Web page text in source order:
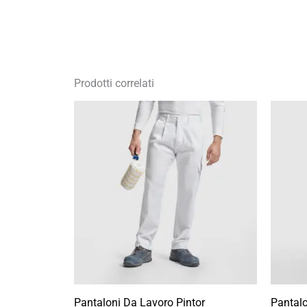
Prodotti correlati
Pantaloni Da Lavoro Pintor
Fascia
di
prezzo:
da
11,75 €
a
16,79 €